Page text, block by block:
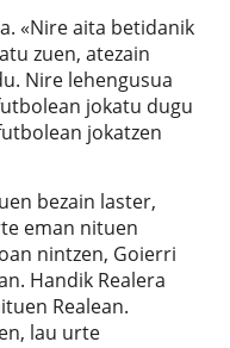
«Nire aita betidanik
zuen, atezain
Nire lehengusua
jokatu dugu
jokatzen
bezain laster,
eman nituen
nintzen, Goierri
Handik Realera
Realean.
lau urte